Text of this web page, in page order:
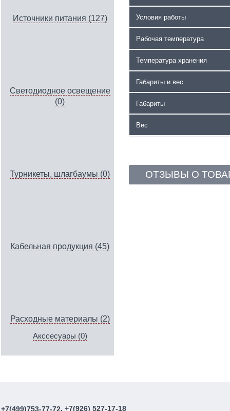
Источники питания (127)
Светодиодное освещение
(0)
Турникеты, шлагбаумы (0)
Кабельная продукция (45)
Расходные материалы (2)
Акссесуары (0)
Условия работы
Рабочая температура
Температура хранения
Габариты и вес
Габариты
Вес
ОТЗЫВЫ О
+7(499)753-77-72, +7(926) 527-17-18